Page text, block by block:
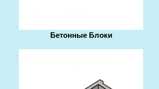
Бетонные Блоки